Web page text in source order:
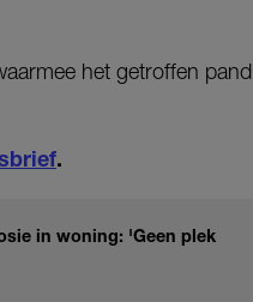
het getroffen pand
.
in woning: 'Geen plek